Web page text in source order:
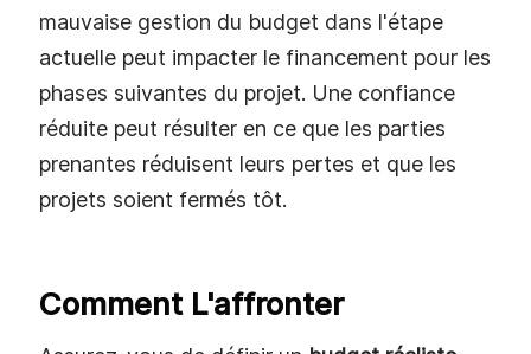
mauvaise gestion du budget dans l'étape
actuelle peut impacter le financement pour les
phases suivantes du projet. Une confiance
réduite peut résulter en ce que les parties
prenantes réduisent leurs pertes et que les
projets soient fermés tôt.
Comment L'affronter